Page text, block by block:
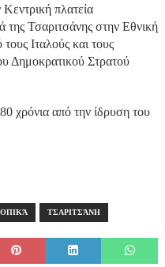
πλατεία
Τσαριτσάνης στην Εθνική
Ιταλούς και τους
Δημοκρατικού Στρατού
χρόνια από την ίδρυση του
ΤΣΑΡΙΤΣΆΝΗ